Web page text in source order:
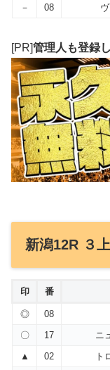
－
08
[PR]管理人も登録
新潟12R ３
印 番
◎ 08
〇
17 ニ
▲
02 ト